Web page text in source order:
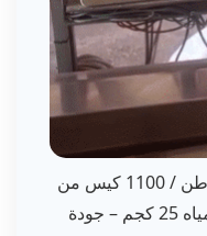
(FCL) = 27.5 طن / 1100 كيس من
أقراص ملح بولسول لمعالجة المياه 25 كجم – جودة